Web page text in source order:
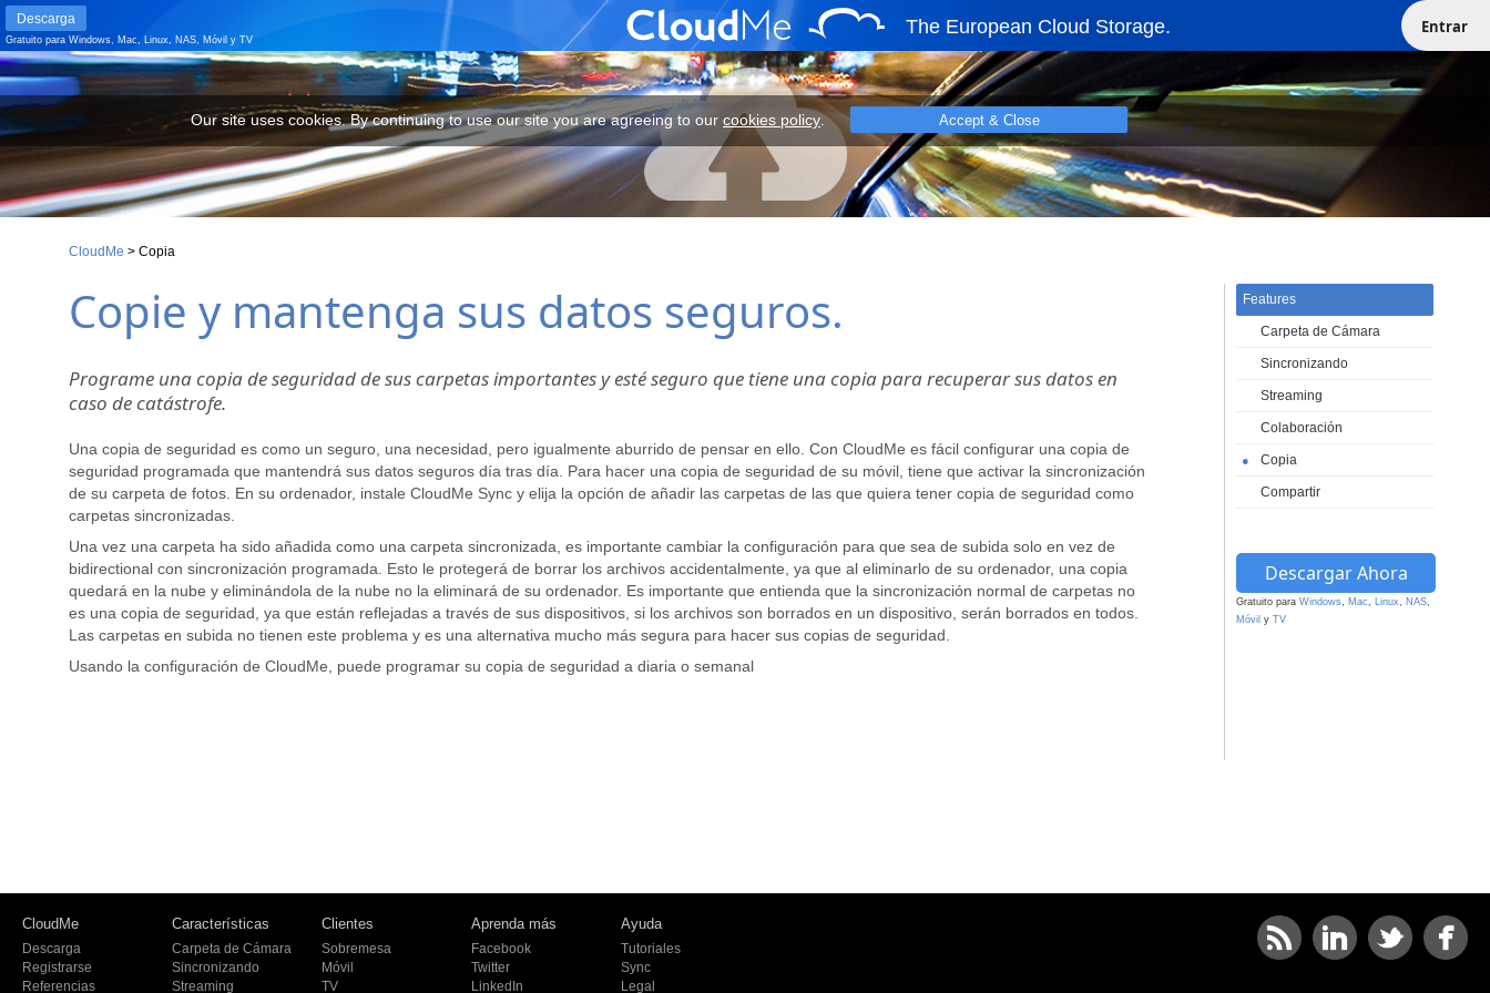
Our site uses cookies. By continuing to use our site you are agreeing to our cookies policy.
Our site uses cookies. By continuing to use our site you are agreeing to our cookies policy. Accept & Close
Descarga
Gratuito para Windows, Mac, Linux, NAS, Móvil y TV
The European Cloud Storage. Entrar
Features
Carpeta de Cámara
Sincronizando
Streaming
Colaboración
● Copia
Compartir
Descargar Ahora
Gratuito para Windows, Mac, Linux, NAS,
Móvil y TV
CloudMe > Copia
Copie y mantenga sus datos seguros.
Programe una copia de seguridad de sus carpetas importantes y esté seguro que tiene una copia para recuperar sus datos en
caso de catástrofe.
Una copia de seguridad es como un seguro, una necesidad, pero igualmente aburrido de pensar en ello. Con CloudMe es fácil configurar una copia de
seguridad programada que mantendrá sus datos seguros día tras día. Para hacer una copia de seguridad de su móvil, tiene que activar la sincronización
de su carpeta de fotos. En su ordenador, instale CloudMe Sync y elija la opción de añadir las carpetas de las que quiera tener copia de seguridad como
carpetas sincronizadas.
Una vez una carpeta ha sido añadida como una carpeta sincronizada, es importante cambiar la configuración para que sea de subida solo en vez de
bidirectional con sincronización programada. Esto le protegerá de borrar los archivos accidentalmente, ya que al eliminarlo de su ordenador, una copia
quedará en la nube y eliminándola de la nube no la eliminará de su ordenador. Es importante que entienda que la sincronización normal de carpetas no
es una copia de seguridad, ya que están reflejadas a través de sus dispositivos, si los archivos son borrados en un dispositivo, serán borrados en todos.
Las carpetas en subida no tienen este problema y es una alternativa mucho más segura para hacer sus copias de seguridad.
Usando la configuración de CloudMe, puede programar su copia de seguridad a diaria o semanal
CloudMe
Descarga
Registrarse
Referencias
Características
Carpeta de Cámara
Sincronizando
Streaming
Clientes
Sobremesa
Móvil
TV
Aprenda más
Facebook
Twitter
LinkedIn
Ayuda
Tutoriales
Sync
Legal